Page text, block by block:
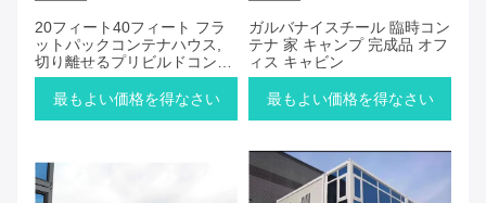
20フィート40フィート フラ
ットパックコンテナハウス,
切り離せるプリビルドコンテ
ナハウス
最もよい価格を得なさい
ガルバナイスチール 臨時コン
テナ 家 キャンプ 完成品 オフ
ィス キャビン
最もよい価格を得なさい